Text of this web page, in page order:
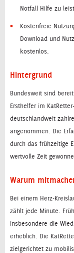
Notfall Hilfe zu
Kostenfreie
Download und
kostenlos.
Hintergrund
Bundesweit sind
Ersthelfer im
deutschlandweit
angenommen. Die
durch das frühzeitige
wertvolle Zeit
Warum
Bei einem Herz-
zählt jede Minute.
insbesondere die
erheblich. Die
zielgerichtet zu